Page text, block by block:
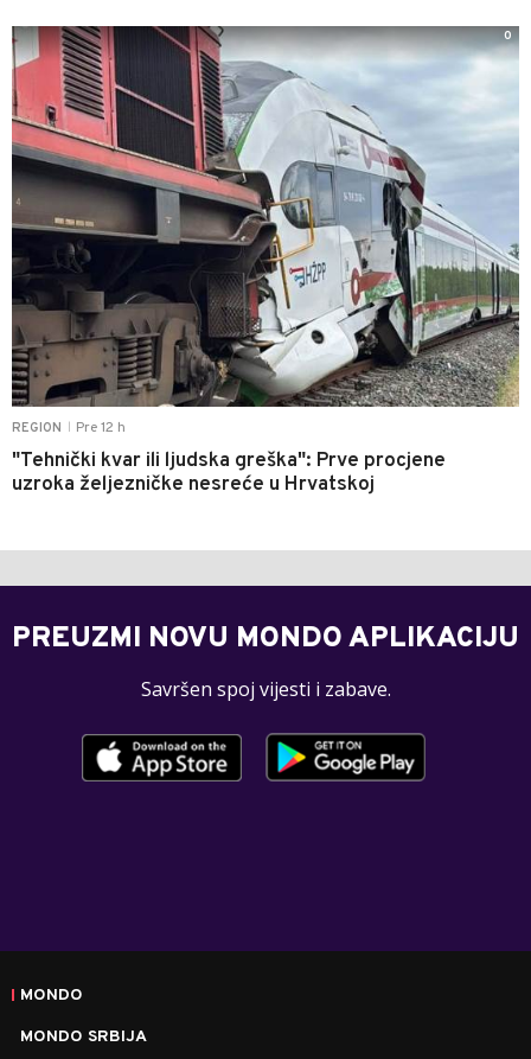
REGION Pre 12 h
"Tehnički kvar ili ljudska greška": Prve procjene
uzroka željezničke nesreće u Hrvatskoj
0
PREUZMI NOVU MONDO APLIKACIJU
Savršen spoj vijesti i zabave.
MONDO
MONDO SRBIJA